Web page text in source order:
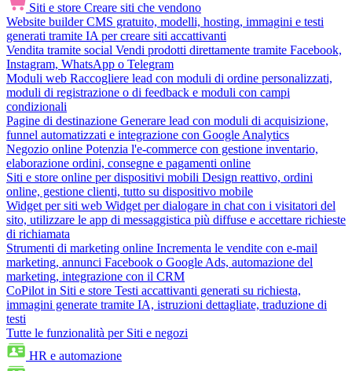
Siti e store Creare siti che vendono
Website builder CMS gratuito, modelli, hosting, immagini e testi
generati tramite IA per creare siti accattivanti
Vendita tramite social Vendi prodotti direttamente tramite Facebook,
Instagram, WhatsApp o Telegram
Moduli web Raccogliere lead con moduli di ordine personalizzati,
moduli di registrazione o di feedback e moduli con campi
condizionali
Pagine di destinazione Generare lead con moduli di acquisizione,
funnel automatizzati e integrazione con Google Analytics
Negozio online Potenzia l'e-commerce con gestione inventario,
elaborazione ordini, consegne e pagamenti online
Siti e store online per dispositivi mobili Design reattivo, ordini
online, gestione clienti, tutto su dispositivo mobile
Widget per siti web Widget per dialogare in chat con i visitatori del
sito, utilizzare le app di messaggistica più diffuse e accettare richieste
di richiamata
Strumenti di marketing online Incrementa le vendite con e-mail
marketing, annunci Facebook o Google Ads, automazione del
marketing, integrazione con il CRM
CoPilot in Siti e store Testi accattivanti generati su richiesta,
immagini generate tramite IA, istruzioni dettagliate, traduzione di
testi
Tutte le funzionalità per Siti e negozi
HR e automazione